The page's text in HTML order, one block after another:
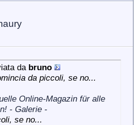
da bruno
da piccoli, se no...
Online-Magazin für alle
- Galerie -
se no...